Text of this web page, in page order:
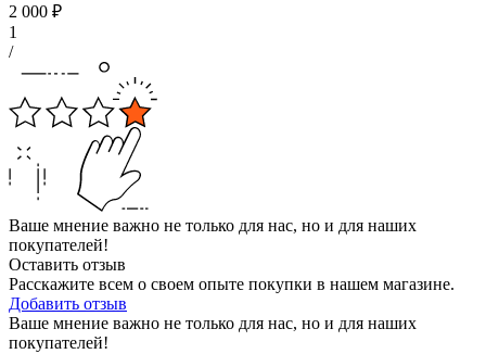
2 000 ₽
1
/
Ваше мнение важно не только для нас, но и для наших
покупателей!
Оставить отзыв
Расскажите всем о своем опыте покупки в нашем магазине.
Добавить отзыв
Ваше мнение важно не только для нас, но и для наших
покупателей!